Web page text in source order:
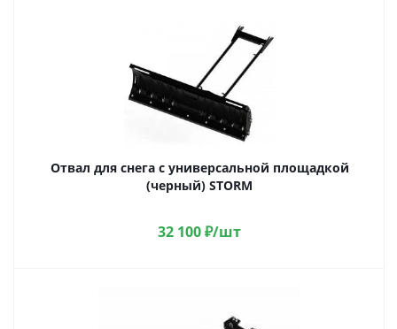
Отвал для снега с универсальной площадкой
(черный) STORM
32 100₽/шт